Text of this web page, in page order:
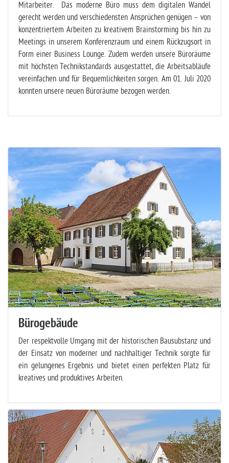
Mitarbeiter. Das moderne Büro muss dem digitalen Wandel
gerecht werden und verschiedensten Ansprüchen genügen – von
konzentriertem Arbeiten zu kreativem Brainstorming bis hin zu
Meetings in unserem Konferenzraum und einem Rückzugsort in
Form einer Business Lounge. Zudem werden unsere Büroräume
mit höchsten Technikstandards ausgestattet, die Arbeitsabläufe
vereinfachen und für Bequemlichkeiten sorgen. Am 01. Juli 2020
konnten unsere neuen Büroräume bezogen werden.
Bürogebäude
Der respektvolle Umgang mit der historischen Bausubstanz und
der Einsatz von moderner und nachhaltiger Technik sorgte für
ein gelungenes Ergebnis und bietet einen perfekten Platz für
kreatives und produktives Arbeiten.